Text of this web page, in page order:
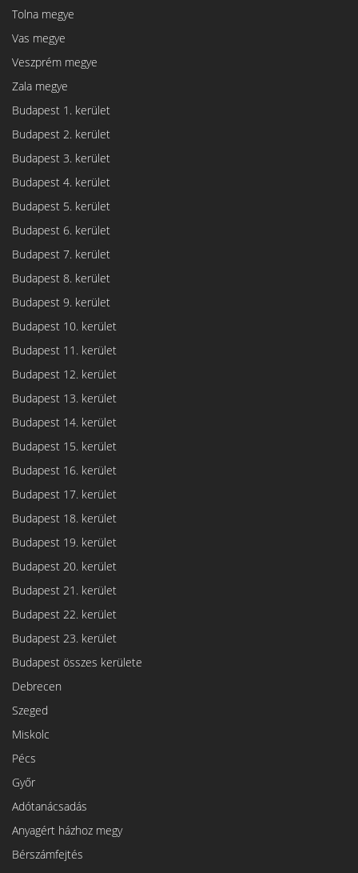
Tolna megye
Vas megye
Veszprém megye
Zala megye
Budapest 1. kerület
Budapest 2. kerület
Budapest 3. kerület
Budapest 4. kerület
Budapest 5. kerület
Budapest 6. kerület
Budapest 7. kerület
Budapest 8. kerület
Budapest 9. kerület
Budapest 10. kerület
Budapest 11. kerület
Budapest 12. kerület
Budapest 13. kerület
Budapest 14. kerület
Budapest 15. kerület
Budapest 16. kerület
Budapest 17. kerület
Budapest 18. kerület
Budapest 19. kerület
Budapest 20. kerület
Budapest 21. kerület
Budapest 22. kerület
Budapest 23. kerület
Budapest összes kerülete
Debrecen
Szeged
Miskolc
Pécs
Győr
Adótanácsadás
Anyagért házhoz megy
Bérszámfejtés